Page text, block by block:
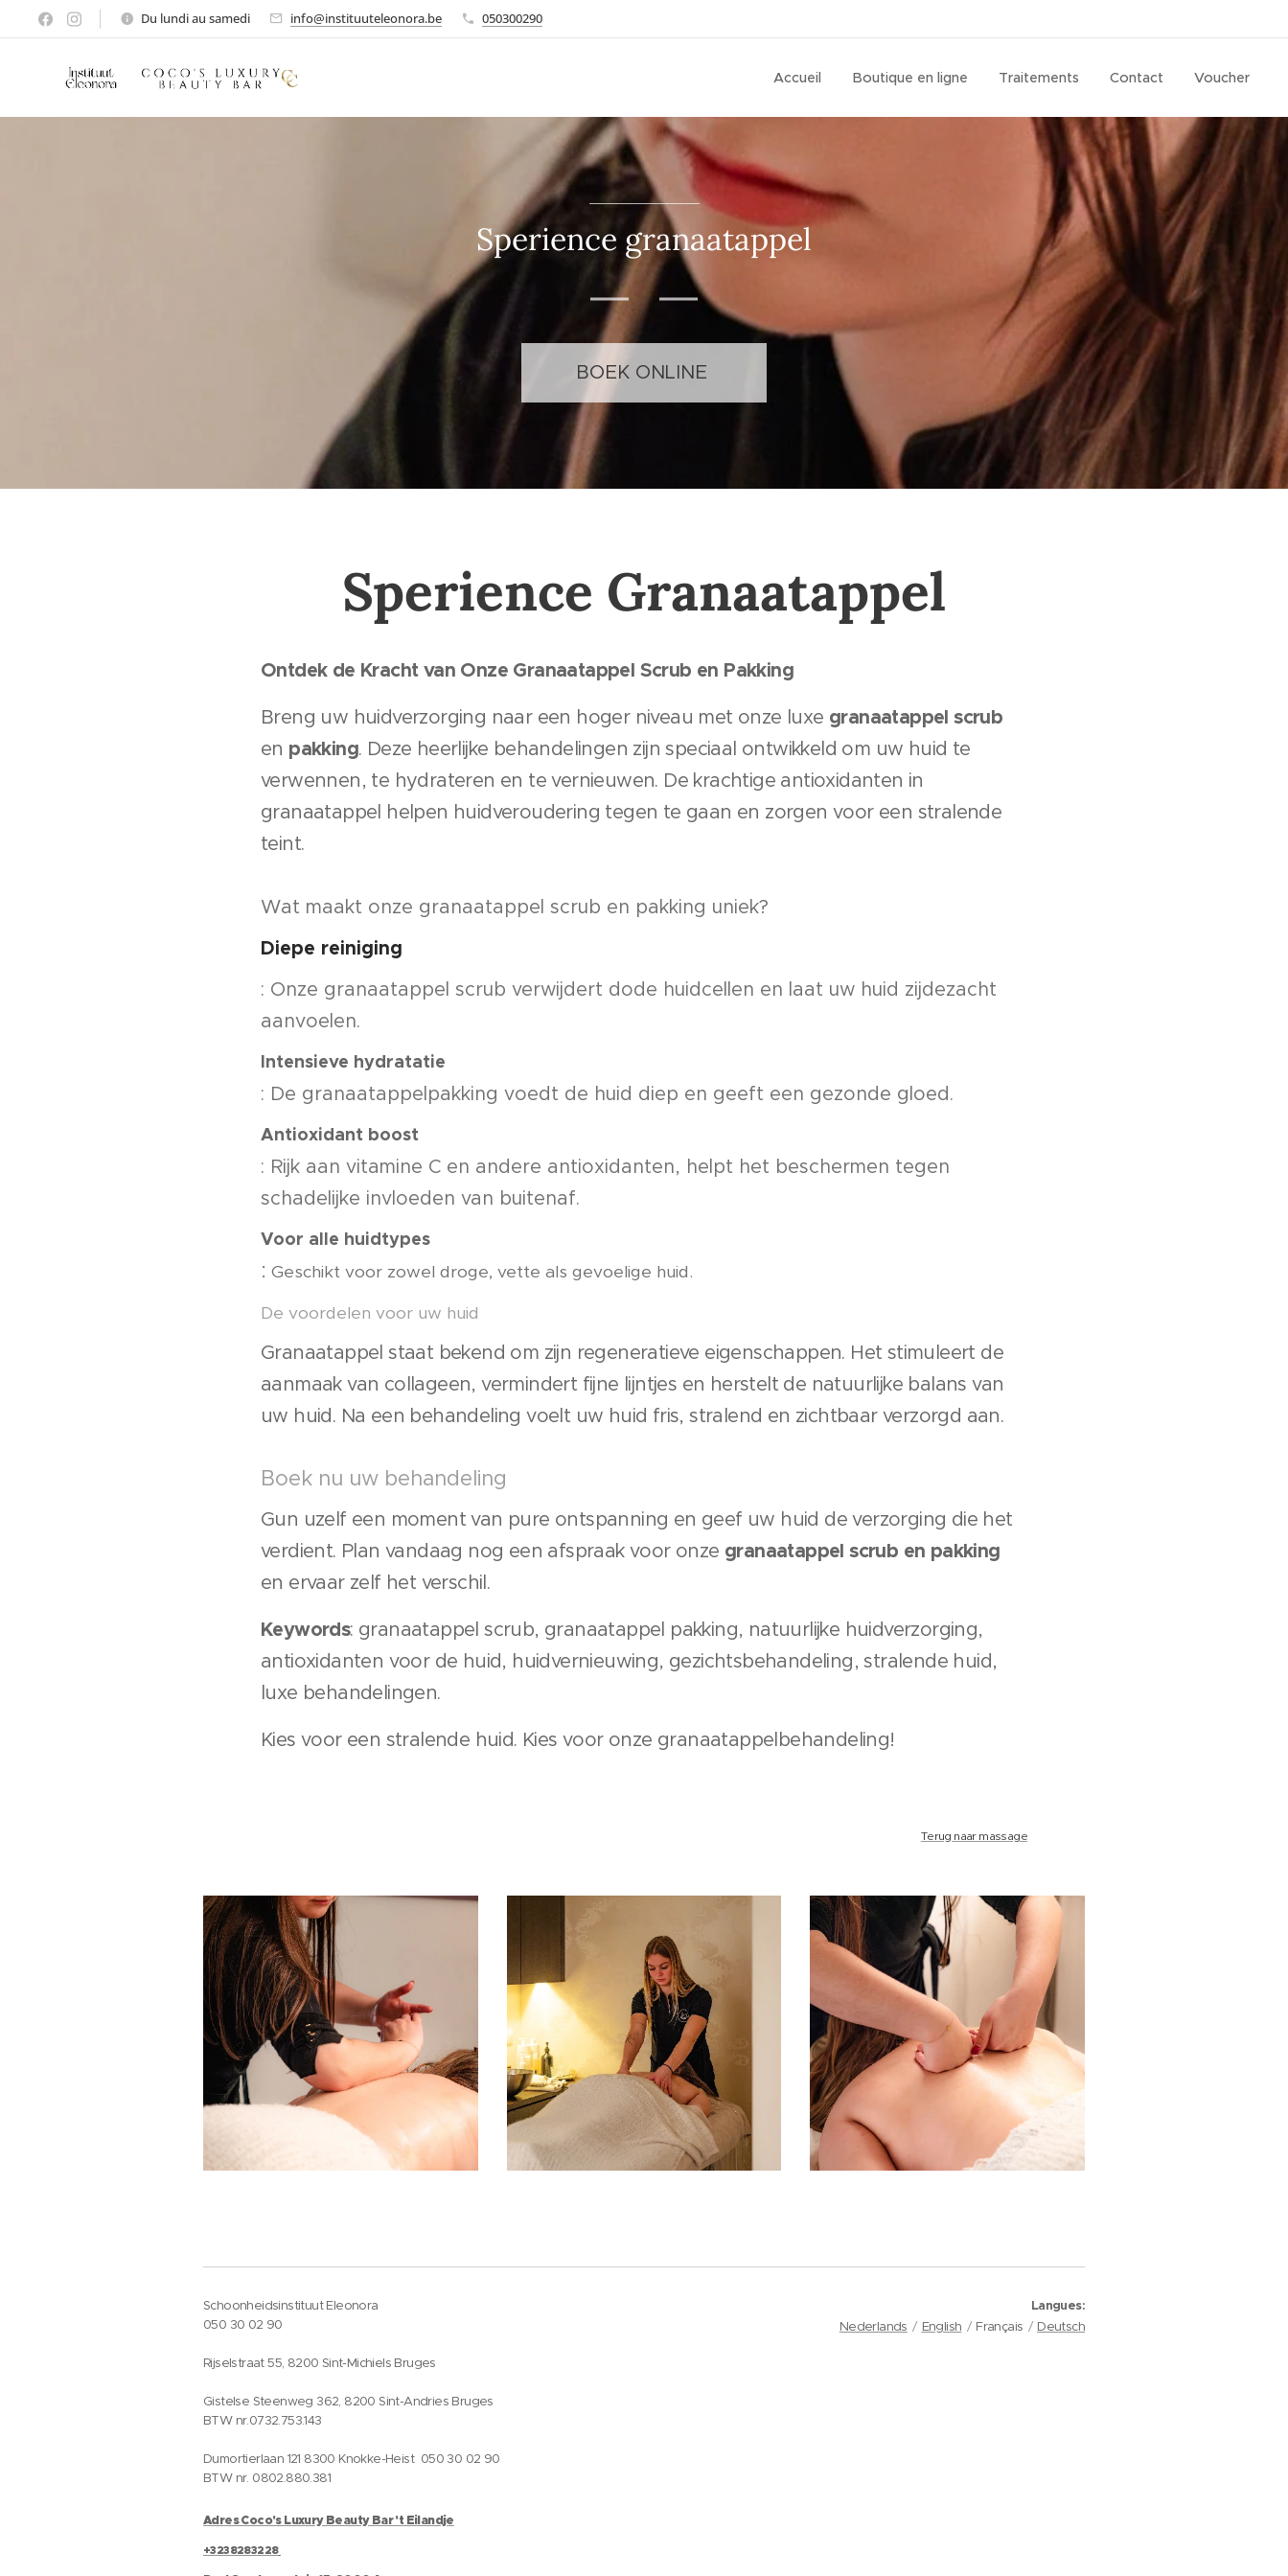
Du lundi au samedi info@instituuteleonora.be 050300290
Accueil Boutique en ligne Traitements Contact Voucher
Sperience granaatappel
BOEK ONLINE
Sperience Granaatappel
Ontdek de Kracht van Onze Granaatappel Scrub en Pakking
Breng uw huidverzorging naar een hoger niveau met onze luxe granaatappel scrub
en pakking. Deze heerlijke behandelingen zijn speciaal ontwikkeld om uw huid te
verwennen, te hydrateren en te vernieuwen. De krachtige antioxidanten in
granaatappel helpen huidveroudering tegen te gaan en zorgen voor een stralende
teint.
Wat maakt onze granaatappel scrub en pakking uniek?
Diepe reiniging
: Onze granaatappel scrub verwijdert dode huidcellen en laat uw huid zijdezacht
aanvoelen.
Intensieve hydratatie
: De granaatappelpakking voedt de huid diep en geeft een gezonde gloed.
Antioxidant boost
: Rijk aan vitamine C en andere antioxidanten, helpt het beschermen tegen
schadelijke invloeden van buitenaf.
Voor alle huidtypes
: Geschikt voor zowel droge, vette als gevoelige huid.
De voordelen voor uw huid
Granaatappel staat bekend om zijn regeneratieve eigenschappen. Het stimuleert de
aanmaak van collageen, vermindert fijne lijntjes en herstelt de natuurlijke balans van
uw huid. Na een behandeling voelt uw huid fris, stralend en zichtbaar verzorgd aan.
Boek nu uw behandeling
Gun uzelf een moment van pure ontspanning en geef uw huid de verzorging die het
verdient. Plan vandaag nog een afspraak voor onze granaatappel scrub en pakking
en ervaar zelf het verschil.
Keywords: granaatappel scrub, granaatappel pakking, natuurlijke huidverzorging,
antioxidanten voor de huid, huidvernieuwing, gezichtsbehandeling, stralende huid,
luxe behandelingen.
Kies voor een stralende huid. Kies voor onze granaatappelbehandeling!
Terug naar massage
Schoonheidsinstituut Eleonora
050 30 02 90
Rijselstraat 55, 8200 Sint-Michiels Bruges
Gistelse Steenweg 362, 8200 Sint-Andries Bruges
BTW nr.0732.753.143
Dumortierlaan 121 8300 Knokke-Heist 050 30 02 90
BTW nr. 0802.880.381
Adres Coco's Luxury Beauty Bar 't Eilandje
+3238283228
Langues
Nederlands
English Français Deutsch